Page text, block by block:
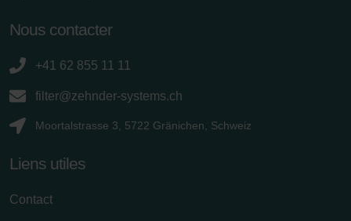
Zehnder Group AG: Data Privacy
Zehnder Group Czech Republic s.r.o.: Zásady ochrany
osobních údajů
Zehnder Group France: Protection des données
Zehnder Group Italia S.r.l.: Privacy
Nous contacter
+41 62 855 11 11
filter@zehnder-systems.ch
Moortalstrasse 3, 5722 Gränichen, Schweiz
Liens utiles
Contact